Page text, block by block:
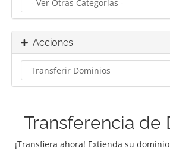
Acciones
Transferencia de
¡Transfiera ahora! Extienda su